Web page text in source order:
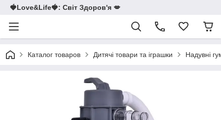
🍓Love&Life🍓: Світ Здоров'я 💋
Каталог товаров Дитячі товари та іграшки Надувні